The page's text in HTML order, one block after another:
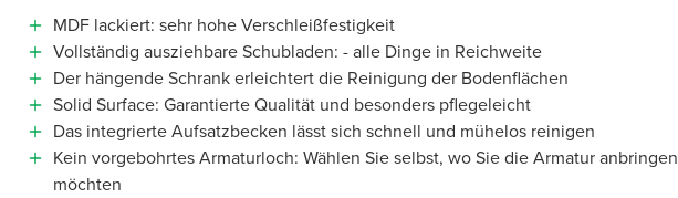
MDF lackiert: sehr hohe Verschleißfestigkeit
Vollständig ausziehbare Schubladen: - alle Dinge in Reichweite
Der hängende Schrank erleichtert die Reinigung der Bodenflächen
Solid Surface: Garantierte Qualität und besonders pflegeleicht
Das integrierte Aufsatzbecken lässt sich schnell und mühelos reinigen
Kein vorgebohrtes Armaturloch: Wählen Sie selbst, wo Sie die Armatur anbringen
möchten